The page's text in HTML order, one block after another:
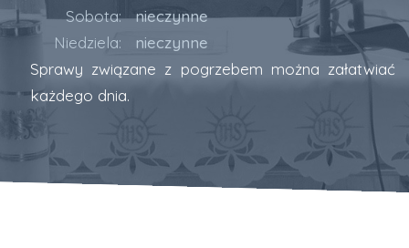
Sobota:
nieczynne
Niedziela:
nieczynne
Sprawy związane z pogrzebem można załatwiać
każdego dnia.